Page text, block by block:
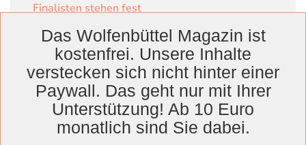
Finalisten stehen fest
WolfenbüttelLandkreis
WolfenbüttelLessingtheater Ausstellung
Das Wolfenbüttel Magazin ist
kostenfrei. Unsere Inhalte
verstecken sich nicht hinter einer
Paywall. Das geht nur mit Ihrer
Unterstützung! Ab 10 Euro
monatlich sind Sie dabei.